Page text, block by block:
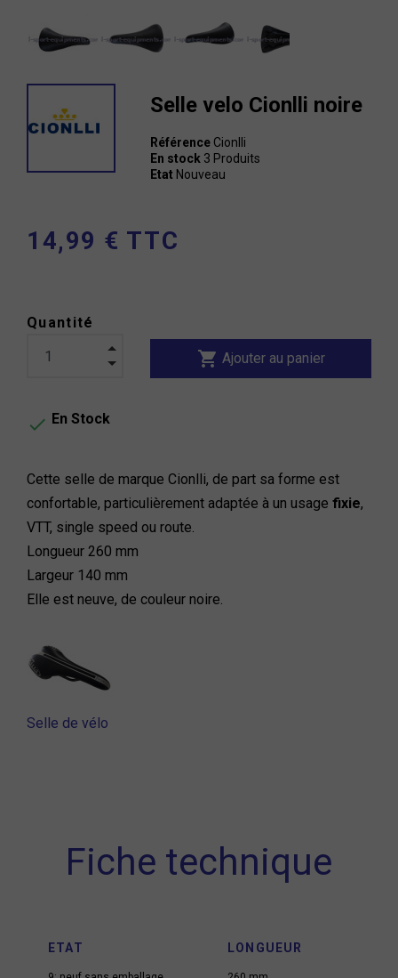
Selle velo Cionlli noire
Référence Cionlli
En stock 3 Produits
Etat Nouveau
14,99 € TTC
Quantité
shopping_cart Ajouter au panier
 En Stock
Cette selle de marque Cionlli, de part sa forme est
confortable, particulièrement adaptée à un usage fixie,
VTT, single speed ou route.
Longueur 260 mm
Largeur 140 mm
Elle est neuve, de couleur noire.
Selle de vélo
Fiche technique
ETAT LONGUEUR